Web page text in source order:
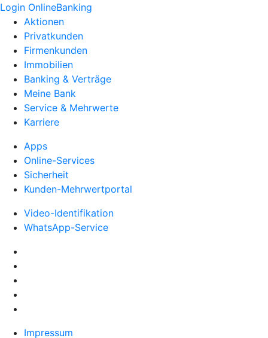
Login OnlineBanking
Aktionen
Privatkunden
Firmenkunden
Immobilien
Banking & Verträge
Meine Bank
Service & Mehrwerte
Karriere
Apps
Online-Services
Sicherheit
Kunden-Mehrwertportal
Video-Identifikation
WhatsApp-Service
Impressum